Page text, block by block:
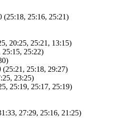
25:16, 25:21)
20:25, 25:21, 13:15)
25:22)
25:18, 29:27)
23:25)
25:19, 25:17, 25:19)
27:29, 25:16, 21:25)